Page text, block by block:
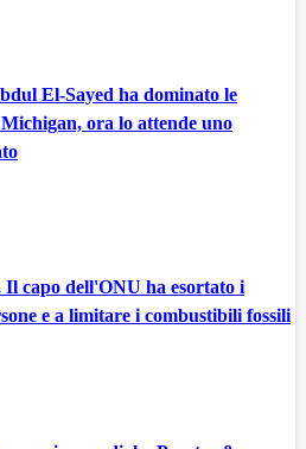
El-Sayed ha dominato le
ora lo attende uno
Il capo dell'ONU ha esortato i
e a limitare i combustibili fossili